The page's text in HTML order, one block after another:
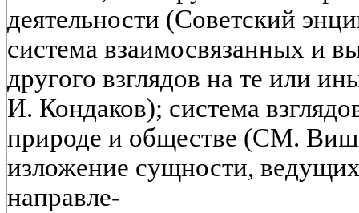
деятельности (Советский
система взаимосвязанных и
другого взглядов на те или
И. Кондаков); система
природе и обществе (СМ.
изложение сущности,
направле-